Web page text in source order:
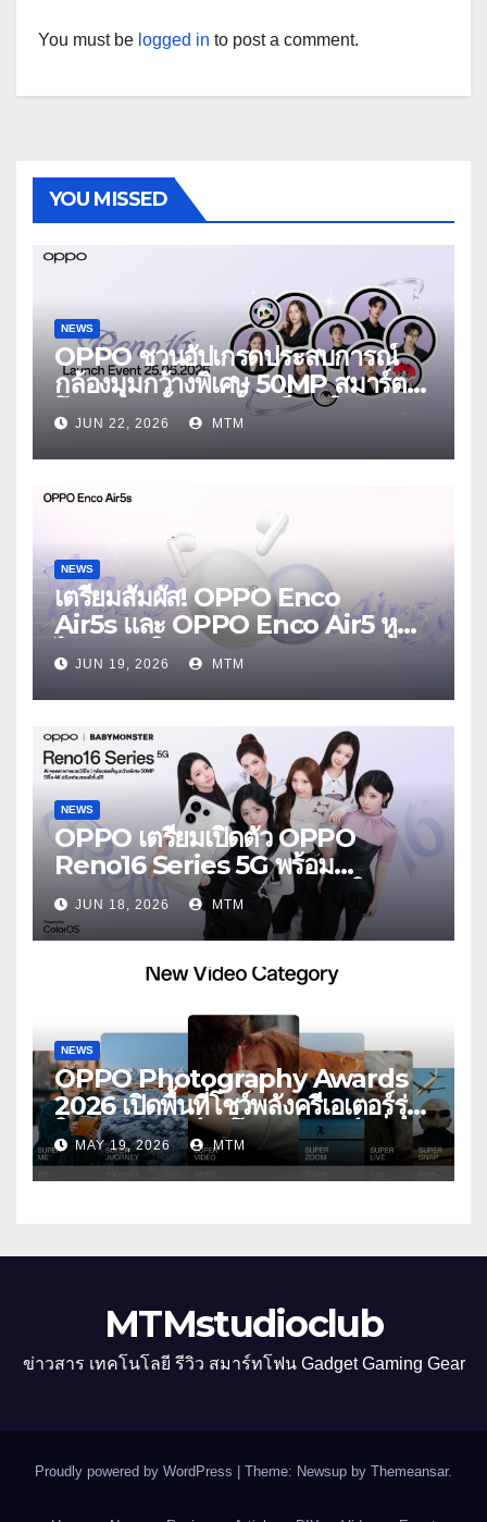
You must be logged in to post a comment.
YOU MISSED
NEWS
OPPO ชวนอัปเกรดประสบการณ์
กล้องมุมกว้างพิเศษ 50MP สมาร์ต
โฟนเพื่อนซี้ เทรนดี้ทุกช็อต ใน
งาน OPPO Reno16 Series 5G
Launch Event 25 มิถุนายนนี้
JUN 22, 2026 MTM
NEWS
เตรียมสัมผัส! OPPO Enco
Air5s และ OPPO Enco Air5 หูฟัง
ไร้สายรุ่นใหม่ล่าสุด มาพร้อมระบบ
ตัดเสียงรบกวน เบาสบายเหมือนไม่ได้
ใส่
JUN 19, 2026 MTM
NEWS
OPPO เตรียมเปิดตัว OPPO
Reno16 Series 5G พร้อม
ประกาศ BABYMONSTER ใน
ฐานะ Reno Girls ชวนสัมผัส
ประสบการณ์ถ่ายภาพมุมกว้างพิเศษที่
อัปเกรดไปอีกขั้น กับ 4 สี 4 เทรนดี้
JUN 18, 2026 MTM
NEWS
OPPO Photography Awards
2026 เปิดพื้นที่โชว์พลังครีเอเตอร์รุ่น
ใหม่ รับเทรนด์วิดีโอคอนเทนต์ เพิ่ม
หมวด “Super Video” ครั้งแรก
MAY 19, 2026 MTM
MTMstudioclub
ข่าวสาร เทคโนโลยี รีวิว สมาร์ทโฟน Gadget Gaming Gear
Proudly powered by WordPress | Theme: Newsup by Themeansar.